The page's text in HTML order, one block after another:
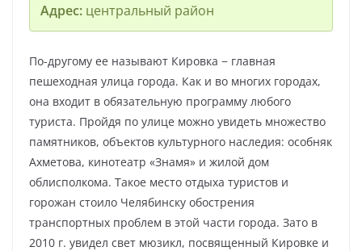
Адрес:центральный район
По-другому ее называют Кировка − главная
пешеходная улица города. Как и во многих городах,
она входит в обязательную программу любого
туриста. Пройдя по улице можно увидеть множество
памятников, объектов культурного наследия: особняк
Ахметова, кинотеатр «Знамя» и жилой дом
облисполкома. Такое место отдыха туристов и
горожан стоило Челябинску обострения
транспортных проблем в этой части города. Зато в
2010 г. увидел свет мюзикл, посвященный Кировке и